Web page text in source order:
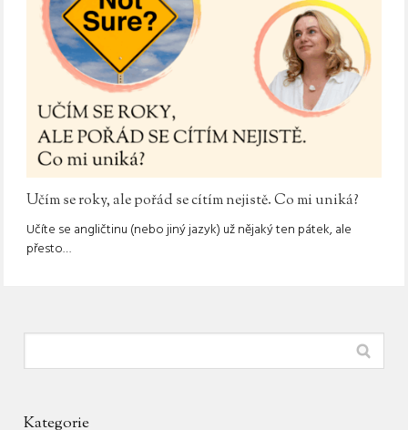
Učím se roky, ale pořád se cítím nejistě. Co mi uniká?
Učíte se angličtinu (nebo jiný jazyk) už nějaký ten pátek, ale
přesto…
Kategorie